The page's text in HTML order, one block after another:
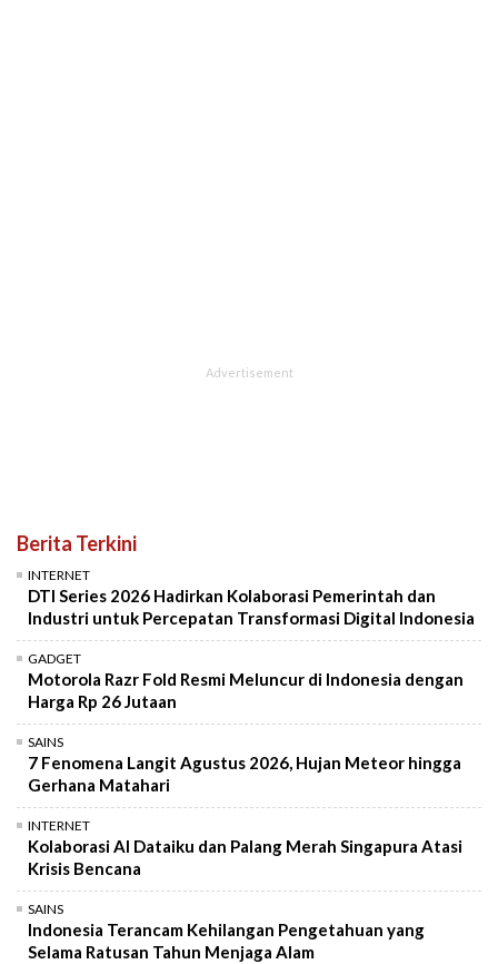
Berita Terkini
INTERNET
DTI Series 2026 Hadirkan Kolaborasi Pemerintah dan
Industri untuk Percepatan Transformasi Digital Indonesia
GADGET
Motorola Razr Fold Resmi Meluncur di Indonesia dengan
Harga Rp 26 Jutaan
SAINS
7 Fenomena Langit Agustus 2026, Hujan Meteor hingga
Gerhana Matahari
INTERNET
Kolaborasi AI Dataiku dan Palang Merah Singapura Atasi
Krisis Bencana
SAINS
Indonesia Terancam Kehilangan Pengetahuan yang
Selama Ratusan Tahun Menjaga Alam